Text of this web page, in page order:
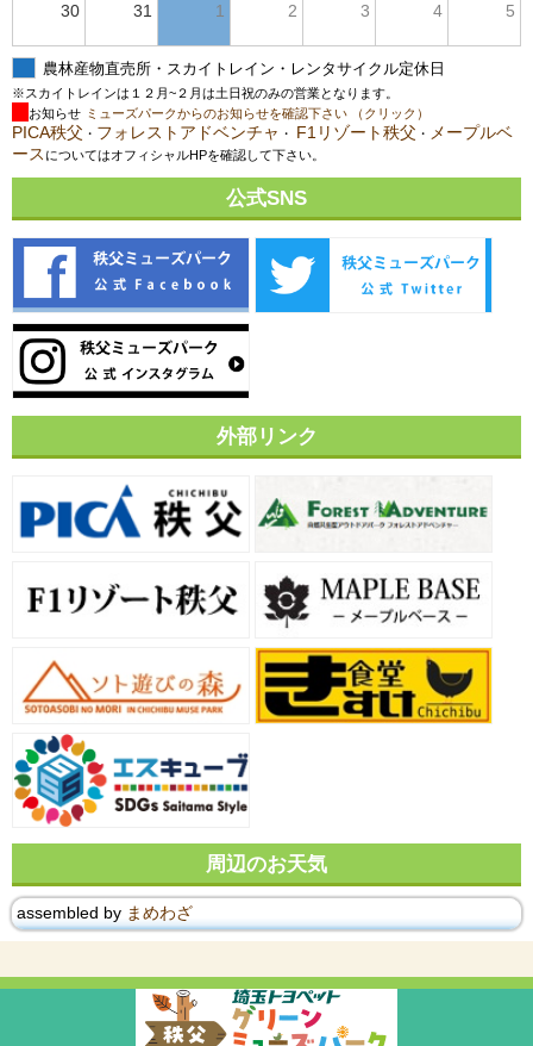
30 31 1 2 3 4 5
農林産物直売所・スカイトレイン・レンタサイクル定休日
※スカイトレインは１２月~２月は土日祝のみの営業となります。
お知らせ ミューズパークからのお知らせを確認下さい （クリック）
PICA秩父 ・ フォレストアドベンチャ ・ F1リゾート秩父 ・ メープルベ
ース についてはオフィシャルHPを確認して下さい。
公式SNS
外部リンク
周辺のお天気
assembled by まめわざ